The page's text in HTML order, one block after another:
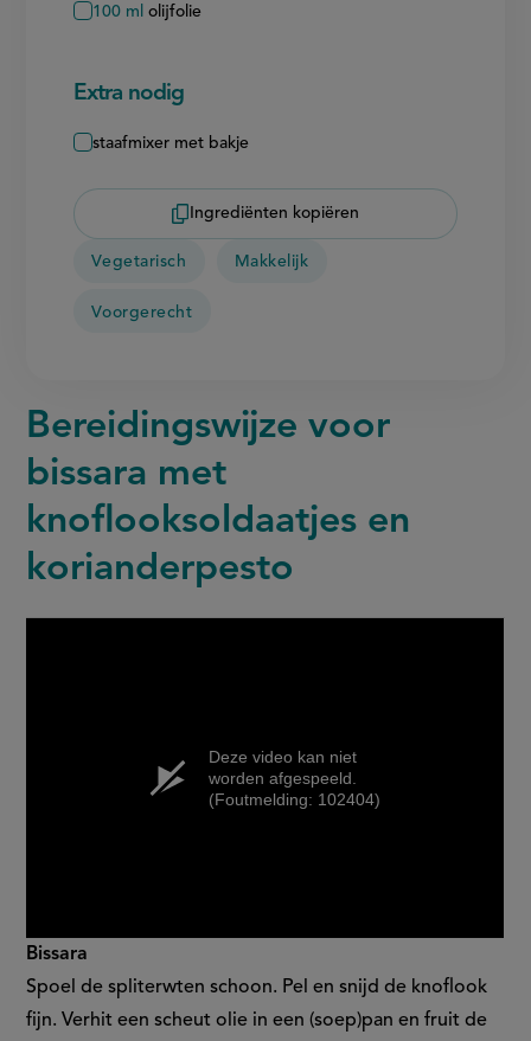
100 ml olijfolie
Extra nodig
staafmixer met bakje
Ingrediënten kopiëren
Vegetarisch Makkelijk
Voorgerecht
Bereidingswijze voor
bissara met
knoflooksoldaatjes en
korianderpesto
Deze video kan niet
worden afgespeeld.
(Foutmelding: 102404)
Bissara
Spoel de spliterwten schoon. Pel en snijd de knoflook
fijn. Verhit een scheut olie in een (soep)pan en fruit de